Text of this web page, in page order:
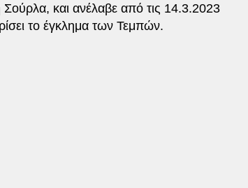
και ανέλαβε από τις 14.3.2023
το έγκλημα των Τεμπών.